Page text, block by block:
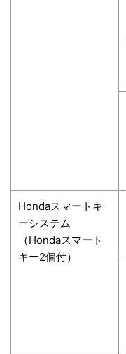
Hondaスマートキ
ーシステム
（Hondaスマート
キー2個付）